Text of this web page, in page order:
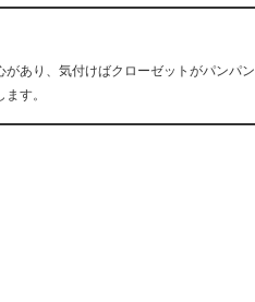
あり、気付けばクローゼットがパンパン
す。